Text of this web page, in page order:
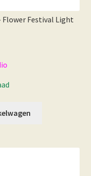
Flower Festival Light